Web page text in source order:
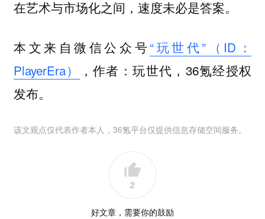
在艺术与市场化之间，速度未必是答案。
本文来自微信公众号“玩世代”（ID：
PlayerEra）
，作者：玩世代，36氪经授权
发布。
该文观点仅代表作者本人，36氪平台仅提供信息存储空间服务。
2
好文章，需要你的鼓励